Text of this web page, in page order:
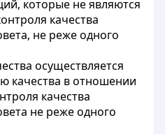
которые не являются
качества
не реже одного
осуществляется
качества в отношении
качества
не реже одного